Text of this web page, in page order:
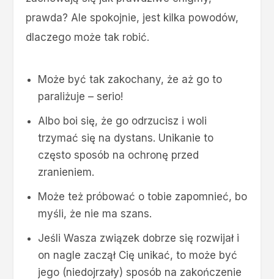
prawda? Ale spokojnie, jest kilka powodów,
dlaczego może tak robić.
Może być tak zakochany, że aż go to
paraliżuje – serio!
Albo boi się, że go odrzucisz i woli
trzymać się na dystans. Unikanie to
często sposób na ochronę przed
zranieniem.
Może też próbować o tobie zapomnieć, bo
myśli, że nie ma szans.
Jeśli Wasza związek dobrze się rozwijał i
on nagle zaczął Cię unikać, to może być
jego (niedojrzały) sposób na zakończenie